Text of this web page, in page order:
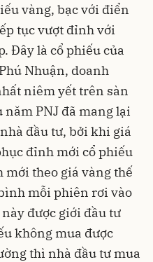
vàng, bạc với điển
tục vượt đỉnh với
Đây là cổ phiếu của
Nhuận, doanh
niêm yết trên sàn
PNJ đã mang lại
đầu tư, bởi khi giá
đỉnh mới cổ phiếu
mới theo giá vàng thế
mỗi phiên rơi vào
được giới đầu tư
không mua được
thì nhà đầu tư mua